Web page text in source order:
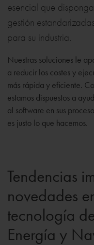
esencial que
gestión
para su industria.
Nuestras soluciones le
a reducir los costes y
más rápida y eficiente.
estamos dispuestos a
al software en sus
es justo lo que hacemos.
Tendencias
novedades
tecnología
Energía y